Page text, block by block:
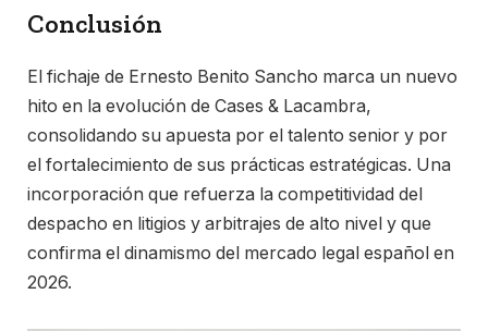
Conclusión
El fichaje de Ernesto Benito Sancho marca un nuevo
hito en la evolución de Cases & Lacambra,
consolidando su apuesta por el talento senior y por
el fortalecimiento de sus prácticas estratégicas. Una
incorporación que refuerza la competitividad del
despacho en litigios y arbitrajes de alto nivel y que
confirma el dinamismo del mercado legal español en
2026.